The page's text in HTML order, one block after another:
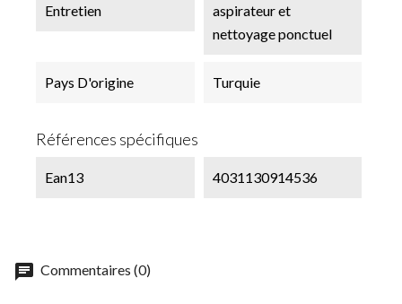
Entretien
aspirateur et
nettoyage ponctuel
Pays D'origine Turquie
Références spécifiques
Ean13 4031130914536
chat Commentaires (0)